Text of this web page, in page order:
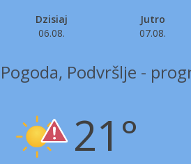
Dzisiaj
06.08.
Jutro
07.08.
Pogoda, Podvršlje -
21°